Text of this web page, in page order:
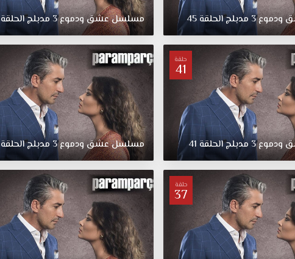
ودموع3 مدبلجالحلقة45 مسلسلعشقودموع3 مدبلجالحلقة
حلقة
41
ودموع3 مدبلجالحلقة 41 مسلسلعشقودموع3 مدبلجالحلقة
حلقة
37